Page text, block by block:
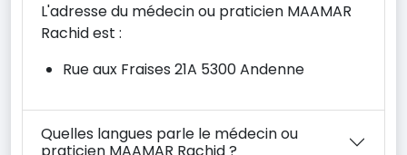
L'adresse du médecin ou praticien MAAMAR
Rachid est :
Rue aux Fraises 21A 5300 Andenne
Quelles langues parle le médecin ou